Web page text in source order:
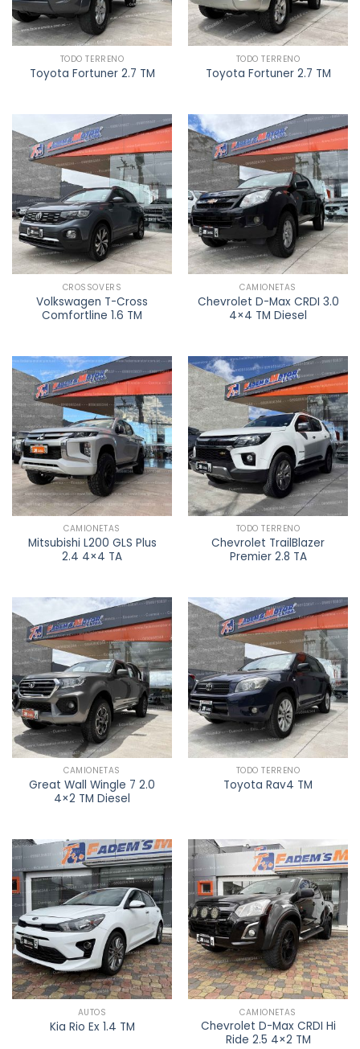
TODO TERRENO
Toyota Fortuner 2.7 TM
TODO TERRENO
Toyota Fortuner 2.7 TM
CROSSOVERS
Volkswagen T-Cross
Comfortline 1.6 TM
CAMIONETAS
Chevrolet D-Max CRDI 3.0
4×4 TM Diesel
CAMIONETAS
Mitsubishi L200 GLS Plus
2.4 4×4 TA
TODO TERRENO
Chevrolet TrailBlazer
Premier 2.8 TA
CAMIONETAS
Great Wall Wingle 7 2.0
4×2 TM Diesel
TODO TERRENO
Toyota Rav4 TM
AUTOS
Kia Rio Ex 1.4 TM
CAMIONETAS
Chevrolet D-Max CRDI Hi
Ride 2.5 4×2 TM